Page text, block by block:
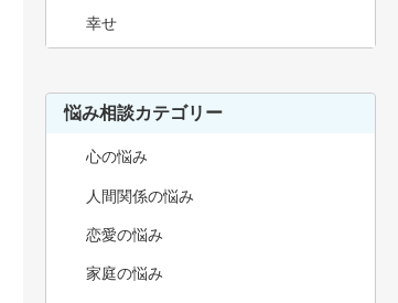
幸せ
悩み相談カテゴリー
心の悩み
人間関係の悩み
恋愛の悩み
家庭の悩み